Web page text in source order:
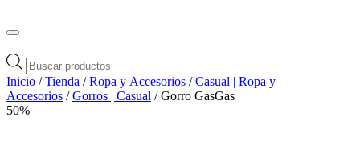
Búsqueda
de
productos
Inicio /Tienda /Ropa y Accesorios /Casual | Ropa y
Accesorios /Gorros | Casual / Gorro GasGas
50%